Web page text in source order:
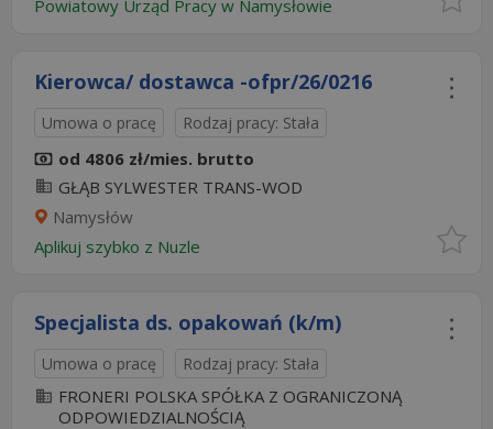
Powiatowy Urząd Pracy w Namysłowie
Kierowca/ dostawca -ofpr/26/0216
Umowa o pracę Rodzaj pracy: Stała
od 4806 zł/mies. brutto
GŁĄB SYLWESTER TRANS-WOD
Namysłów
Aplikuj szybko z Nuzle
Specjalista ds. opakowań (k/m)
Umowa o pracę Rodzaj pracy: Stała
FRONERI POLSKA SPÓŁKA Z OGRANICZONĄ
ODPOWIEDZIALNOŚCIĄ